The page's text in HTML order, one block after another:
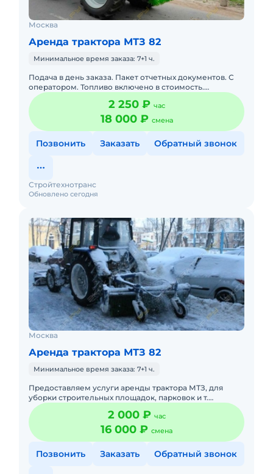
Москва
Аренда трактора МТЗ 82
Минимальное время заказа: 7+1 ч.
Подача в день заказа. Пакет отчетных документов. С
оператором. Топливо включено в стоимость.
Долгосрочная аренда. Краткосрочная аренда. Техника
с малой наработк
2 250 ₽ час
18 000 ₽ смена
Позвонить Заказать Обратный звонок
Обновлено сегодня
Стройтехнотранс
Москва
Аренда трактора МТЗ 82
Минимальное время заказа: 7+1 ч.
Предоставляем услуги аренды трактора МТЗ, для
уборки строительных площадок, парковок и т.
д.Подача в день заказа.Пакет отчетных документов. С
оператором. Топлив 2 000 ₽ час
16 000 ₽ смена
Позвонить Заказать Обратный звонок